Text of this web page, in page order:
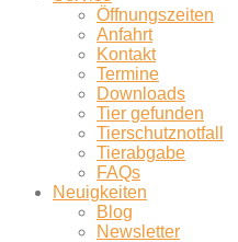
Öffnungszeiten
Anfahrt
Kontakt
Termine
Downloads
Tier gefunden
Tierschutznotfall
Tierabgabe
FAQs
Neuigkeiten
Blog
Newsletter